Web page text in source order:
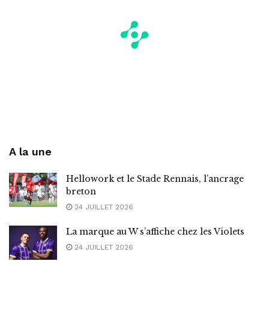
A la une
Hellowork et le Stade Rennais, l’ancrage
breton
24 JUILLET 2026
La marque au W s’affiche chez les Violets
24 JUILLET 2026